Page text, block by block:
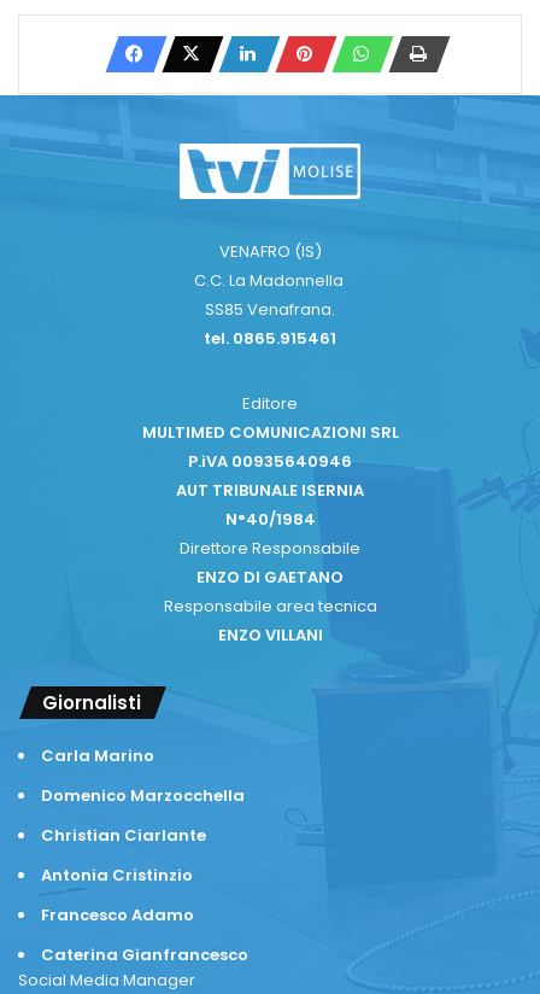
VENAFRO (IS)
C.C. La Madonnella
SS85 Venafrana.
tel. 0865.915461
Editore
MULTIMED COMUNICAZIONI SRL
P.iVA 00935640946
AUT TRIBUNALE ISERNIA
N°40/1984
Direttore Responsabile
ENZO DI GAETANO
Responsabile area tecnica
ENZO VILLANI
Giornalisti
Carla Marino
Domenico Marzocchella
Christian Ciarlante
Antonia Cristinzio
Francesco Adamo
Caterina Gianfrancesco
Social Media Manager